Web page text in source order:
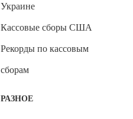
Украине
Кассовые сборы США
Рекорды по кассовым
сборам
РАЗНОЕ